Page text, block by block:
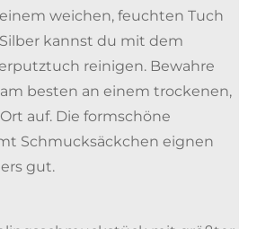
weichen, feuchten Tuch
kannst du mit dem
reinigen. Bewahre
besten an einem trockenen,
auf. Die formschöne
Schmucksäckchen eignen
gut.